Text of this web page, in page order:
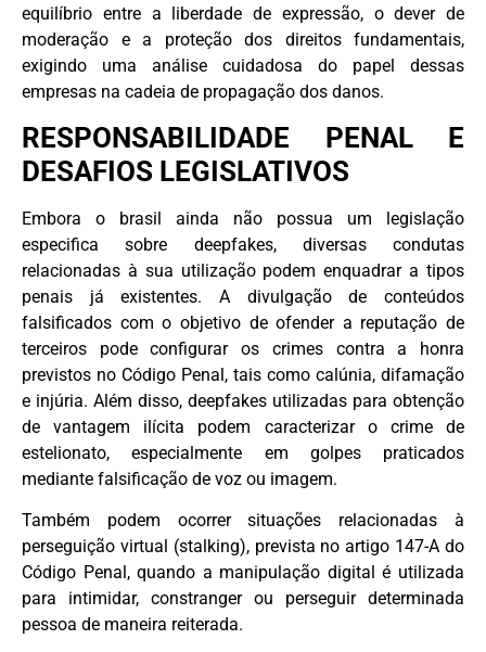
equilíbrio entre a liberdade de expressão, o dever de
moderação e a proteção dos direitos fundamentais,
exigindo uma análise cuidadosa do papel dessas
empresas na cadeia de propagação dos danos.
RESPONSABILIDADE PENAL E
DESAFIOS LEGISLATIVOS
Embora o brasil ainda não possua um legislação
especifica sobre deepfakes, diversas condutas
relacionadas à sua utilização podem enquadrar a tipos
penais já existentes. A divulgação de conteúdos
falsificados com o objetivo de ofender a reputação de
terceiros pode configurar os crimes contra a honra
previstos no Código Penal, tais como calúnia, difamação
e injúria. Além disso, deepfakes utilizadas para obtenção
de vantagem ilícita podem caracterizar o crime de
estelionato, especialmente em golpes praticados
mediante falsificação de voz ou imagem.
Também podem ocorrer situações relacionadas à
perseguição virtual (stalking), prevista no artigo 147-A do
Código Penal, quando a manipulação digital é utilizada
para intimidar, constranger ou perseguir determinada
pessoa de maneira reiterada.